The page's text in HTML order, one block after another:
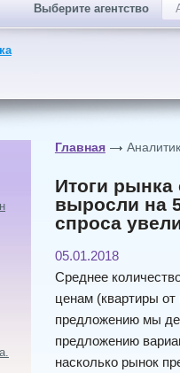
Выберите агентство
Главная
Итоги рынка
выросли на
спроса
05.01.2018
Среднее
ценам (квартиры
предложению мы
предложению
насколько рынок